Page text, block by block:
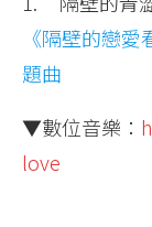
《隔壁的戀
題曲
▼數位音樂：
love